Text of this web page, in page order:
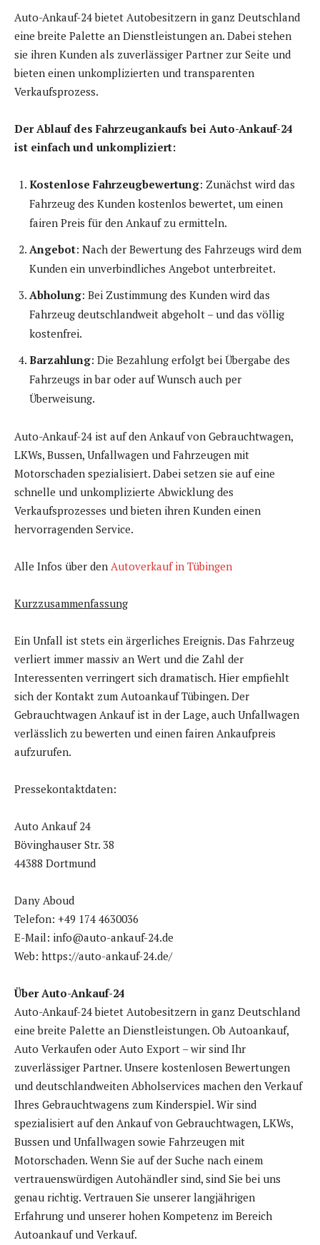
Auto-Ankauf-24 bietet Autobesitzern in ganz Deutschland
eine breite Palette an Dienstleistungen an. Dabei stehen
sie ihren Kunden als zuverlässiger Partner zur Seite und
bieten einen unkomplizierten und transparenten
Verkaufsprozess.
Der Ablauf des Fahrzeugankaufs bei Auto-Ankauf-24
ist einfach und unkompliziert:
Kostenlose Fahrzeugbewertung: Zunächst wird das
Fahrzeug des Kunden kostenlos bewertet, um einen
fairen Preis für den Ankauf zu ermitteln.
Angebot: Nach der Bewertung des Fahrzeugs wird dem
Kunden ein unverbindliches Angebot unterbreitet.
Abholung: Bei Zustimmung des Kunden wird das
Fahrzeug deutschlandweit abgeholt – und das völlig
kostenfrei.
Barzahlung: Die Bezahlung erfolgt bei Übergabe des
Fahrzeugs in bar oder auf Wunsch auch per
Überweisung.
Auto-Ankauf-24 ist auf den Ankauf von Gebrauchtwagen,
LKWs, Bussen, Unfallwagen und Fahrzeugen mit
Motorschaden spezialisiert. Dabei setzen sie auf eine
schnelle und unkomplizierte Abwicklung des
Verkaufsprozesses und bieten ihren Kunden einen
hervorragenden Service.
Alle Infos über den Autoverkauf in Tübingen
Kurzzusammenfassung
Ein Unfall ist stets ein ärgerliches Ereignis. Das Fahrzeug
verliert immer massiv an Wert und die Zahl der
Interessenten verringert sich dramatisch. Hier empfiehlt
sich der Kontakt zum Autoankauf Tübingen. Der
Gebrauchtwagen Ankauf ist in der Lage, auch Unfallwagen
verlässlich zu bewerten und einen fairen Ankaufpreis
aufzurufen.
Pressekontaktdaten:
Auto Ankauf 24
Bövinghauser Str. 38
44388 Dortmund
Dany Aboud
Telefon: +49 174 4630036
E-Mail: info@auto-ankauf-24.de
Web: https://auto-ankauf-24.de/
Über Auto-Ankauf-24
Auto-Ankauf-24 bietet Autobesitzern in ganz Deutschland
eine breite Palette an Dienstleistungen. Ob Autoankauf,
Auto Verkaufen oder Auto Export – wir sind Ihr
zuverlässiger Partner. Unsere kostenlosen Bewertungen
und deutschlandweiten Abholservices machen den Verkauf
Ihres Gebrauchtwagens zum Kinderspiel. Wir sind
spezialisiert auf den Ankauf von Gebrauchtwagen, LKWs,
Bussen und Unfallwagen sowie Fahrzeugen mit
Motorschaden. Wenn Sie auf der Suche nach einem
vertrauenswürdigen Autohändler sind, sind Sie bei uns
genau richtig. Vertrauen Sie unserer langjährigen
Erfahrung und unserer hohen Kompetenz im Bereich
Autoankauf und Verkauf.